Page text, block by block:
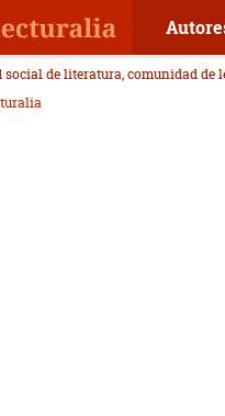
social de literatura, comunidad de